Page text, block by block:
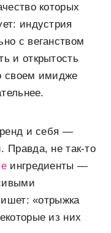
которых
индустрия
с веганством
и открытость
своем имидже
и себя —
Правда, не так-то
ингредиенты —
«отрыжка
из них